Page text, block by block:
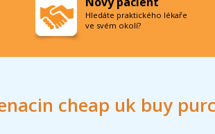
cheap uk buy
Hledáte praktického lékaře
ve svém okolí?